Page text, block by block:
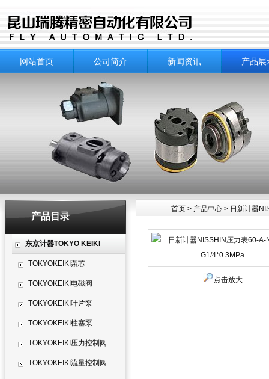
网站首页 公司简介 新闻资讯 产品展
产品目录
东京计器TOKYO KEIKI
TOKYOKEIKI泵芯
TOKYOKEIKI电磁阀
TOKYOKEIKI叶片泵
TOKYOKEIKI柱塞泵
TOKYOKEIKI压力控制阀
TOKYOKEIKI流量控制阀
首页 > 产品中心 > 日新计器
点击放大